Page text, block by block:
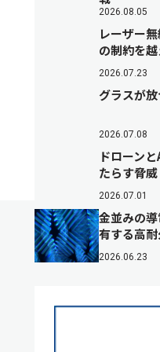
2026.08.05
レーザー
の制約を越
2026.07.23
グラスが
2026.07.08
ドローン
たらす脅威
2026.07.01
金並みの
有する高
2026.06.23